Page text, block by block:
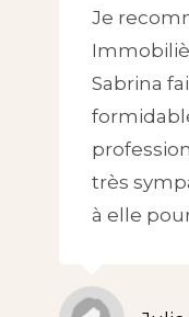
Je
Sabrina
très
à elle